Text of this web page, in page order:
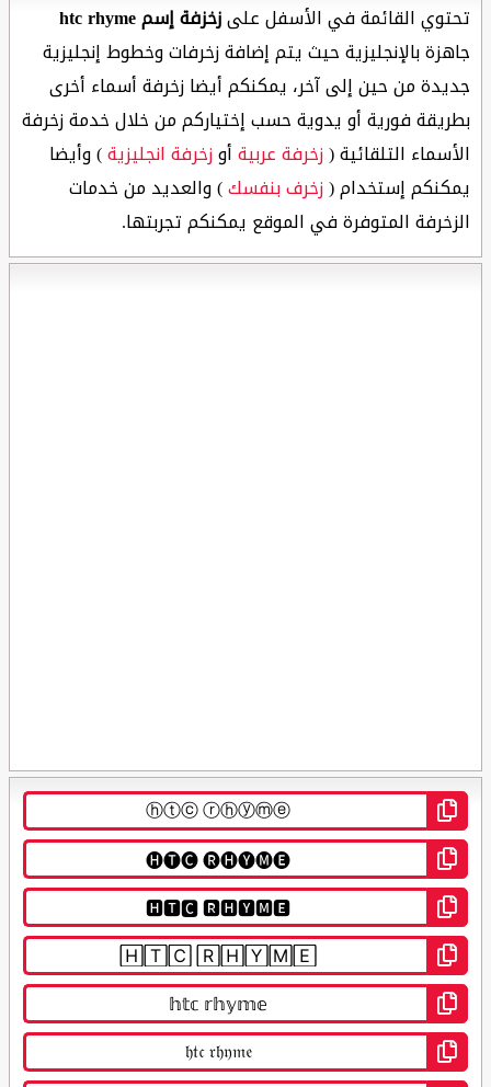
تحتوي القائمة في الأسفل علىزخزفة إسم htc rhyme
جاهزة بالإنجليزية حيث يتم إضافة زخرفات وخطوط إنجليزية
جديدة من حين إلى آخر، يمكنكم أيضا زخرفة أسماء أخرى
بطريقة فورية أو يدوية حسب إختياركم من خلال خدمة زخرفة
الأسماء التلقائية (زخرفة عربيةأوزخرفة انجليزية) وأيضا
يمكنكم إستخدام (زخرف بنفسك) والعديد من خدمات
الزخرفة المتوفرة في الموقع يمكنكم تجربتها.